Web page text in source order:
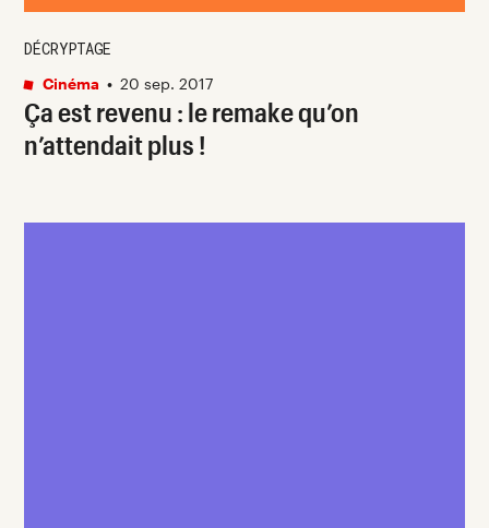
Ça est revenu : le remake qu’on
n’attendait plus !
DÉCRYPTAGE
Cinéma • 20 sep. 2017